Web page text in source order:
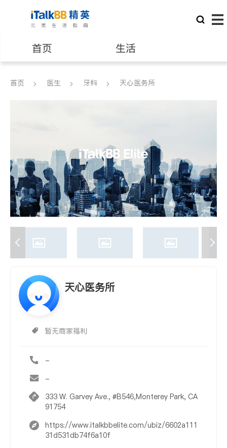
首页 生活
医生 律师
养老 非盈利组织
首页 医生 牙科 天心医务所
天心医务所
暂无商家福利
-
-
333 W. Garvey Ave., #B546,Monterey Park, CA
91754
https://www.italkbbelite.com/ubiz/6602a111
31d531db74f6a10f